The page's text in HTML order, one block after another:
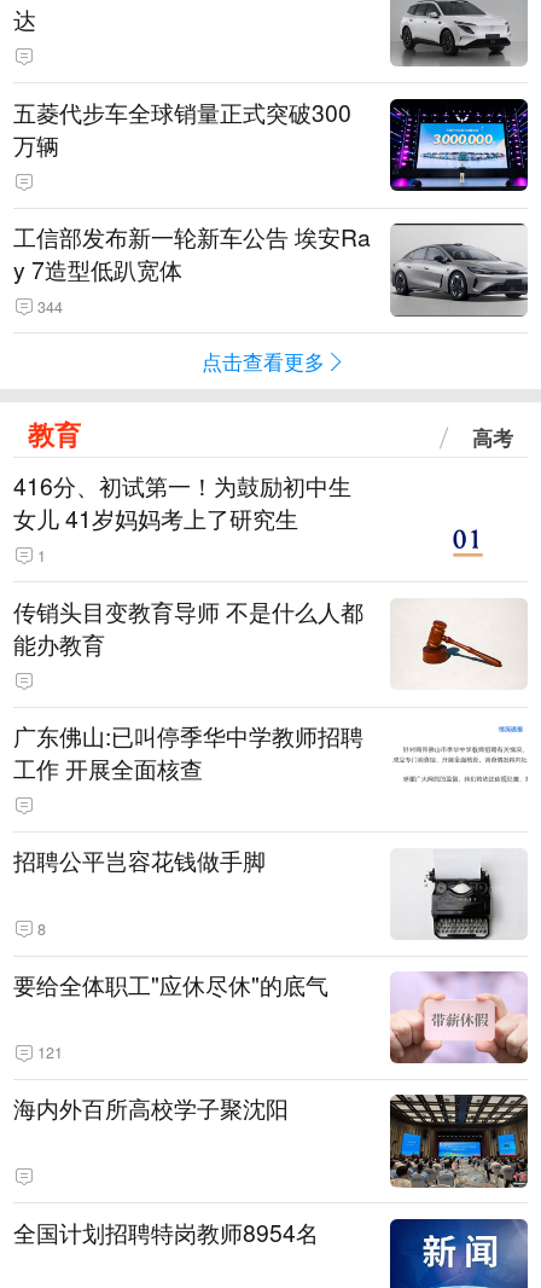
达
五菱代步车全球销量正式突破300
万辆
工信部发布新一轮新车公告 埃安Ra
y 7造型低趴宽体
344
点击查看更多
教育 高考
416分、初试第一！为鼓励初中生
女儿 41岁妈妈考上了研究生
1
传销头目变教育导师 不是什么人都
能办教育
广东佛山:已叫停季华中学教师招聘
工作 开展全面核查
招聘公平岂容花钱做手脚
8
要给全体职工"应休尽休"的底气
121
海内外百所高校学子聚沈阳
全国计划招聘特岗教师8954名